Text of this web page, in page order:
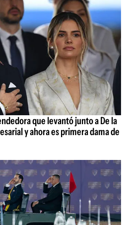
que levantó junto a De la
y ahora es primera dama de